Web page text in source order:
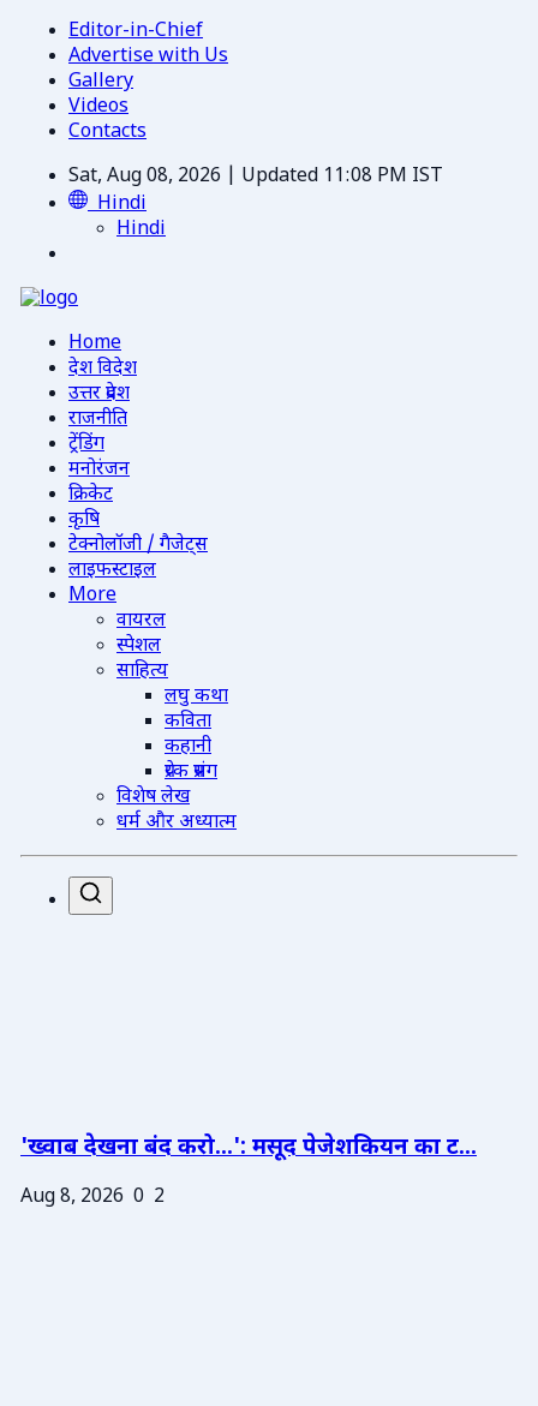
Editor-in-Chief
Advertise with Us
Gallery
Videos
Contacts
Sat, Aug 08, 2026 | Updated 11:08 PM IST
Hindi
Hindi
Home
देश विदेश
उत्तर प्रदेश
राजनीति
ट्रेंडिंग
मनोरंजन
क्रिकेट
कृषि
टेक्नोलॉजी / गैजेट्स
लाइफस्टाइल
More
वायरल
स्पेशल
साहित्य
लघु कथा
कविता
कहानी
प्रेरक प्रसंग
विशेष लेख
धर्म और अध्यात्म
'ख्वाब देखना बंद करो...': मसूद पेजेशकियन का ट...
Aug 8, 2026 0 2